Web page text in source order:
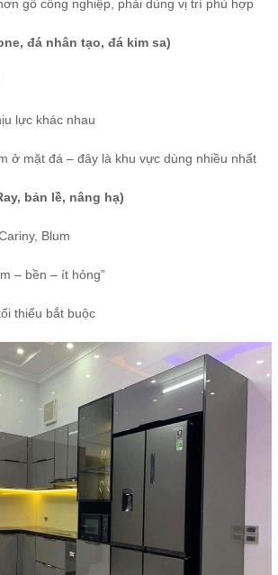
gỗ công nghiệp, phải dùng vị trí phù hợp
đá nhân tạo, đá kim sa)
lực khác nhau
ở mặt đá – đây là khu vực dùng nhiều nhất
bản lề, nâng hạ)
Blum
– bền – ít hỏng”
thiểu bắt buộc